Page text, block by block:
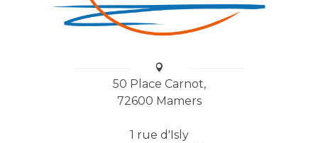
50 Place Carnot,
72600 Mamers
1 rue d'Isly